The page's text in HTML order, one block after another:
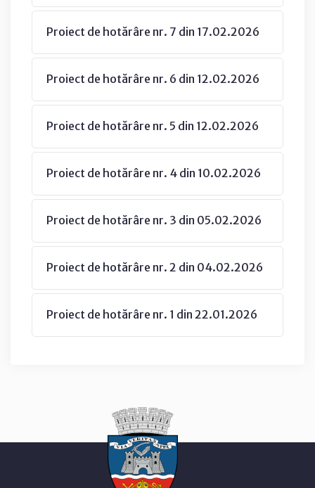
Proiect de hotărâre nr. 7 din 17.02.2026
Proiect de hotărâre nr. 6 din 12.02.2026
Proiect de hotărâre nr. 5 din 12.02.2026
Proiect de hotărâre nr. 4 din 10.02.2026
Proiect de hotărâre nr. 3 din 05.02.2026
Proiect de hotărâre nr. 2 din 04.02.2026
Proiect de hotărâre nr. 1 din 22.01.2026